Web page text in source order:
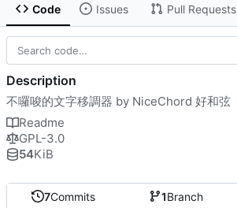
Code Issues Pull Requests
7Commits 1Branch
Description
不囉唆的文字移調器 by NiceChord 好和弦
Readme
GPL-3.0
54KiB